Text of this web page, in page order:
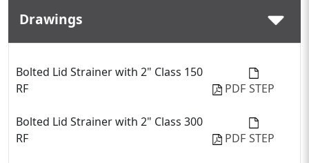
Drawings
Bolted Lid Strainer with 2" Class 150
RF
PDF STEP
Bolted Lid Strainer with 2" Class 300
RF
PDF STEP